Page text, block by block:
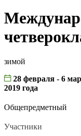
зимой
28 февраля - 6
2019 года
Общепредметный
Участники